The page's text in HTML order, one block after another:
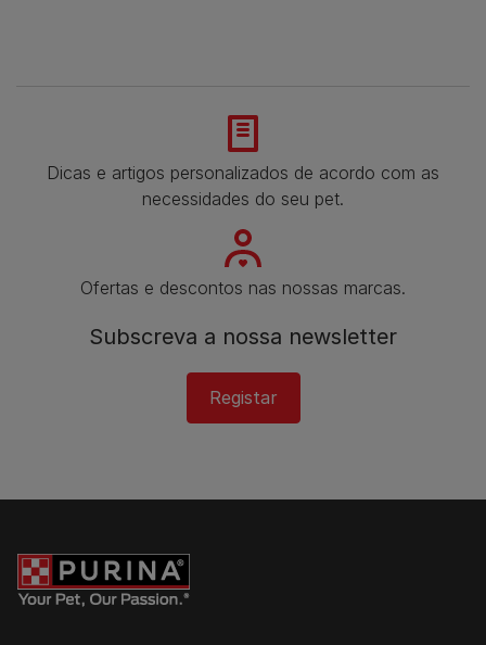
Dicas e artigos personalizados de acordo com as
necessidades do seu pet.
Ofertas e descontos nas nossas marcas.
Subscreva a nossa newsletter​
Registar